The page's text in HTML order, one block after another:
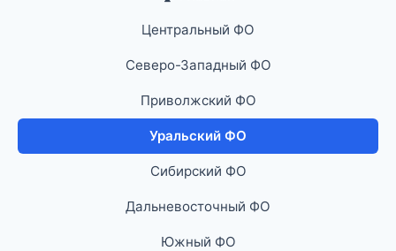
Центральный ФО
Северо-Западный ФО
Приволжский ФО
Уральский ФО
Сибирский ФО
Дальневосточный ФО
Южный ФО